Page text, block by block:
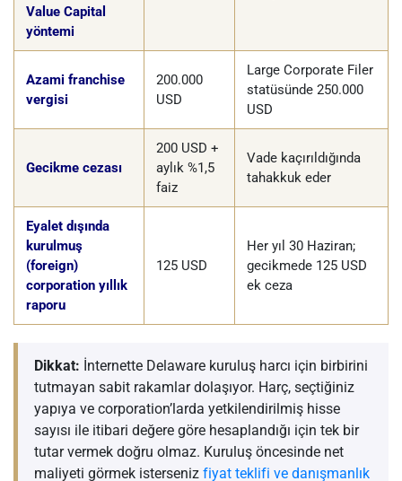
Value Capital
yöntemi
Azami franchise
vergisi
200.000
USD
Large Corporate Filer
statüsünde 250.000
USD
Gecikme cezası
200 USD +
aylık %1,5
faiz
Vade kaçırıldığında
tahakkuk eder
Eyalet dışında
kurulmuş
(foreign)
corporation yıllık
raporu
125 USD
Her yıl 30 Haziran;
gecikmede 125 USD
ek ceza
Dikkat: İnternette Delaware kuruluş harcı için birbirini
tutmayan sabit rakamlar dolaşıyor. Harç, seçtiğiniz
yapıya ve corporation’larda yetkilendirilmiş hisse
sayısı ile itibari değere göre hesaplandığı için tek bir
tutar vermek doğru olmaz. Kuruluş öncesinde net
maliyeti görmek isterseniz fiyat teklifi ve danışmanlık